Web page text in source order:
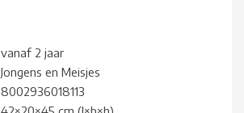
vanaf 2 jaar
Jongens en Meisjes
8002936018113